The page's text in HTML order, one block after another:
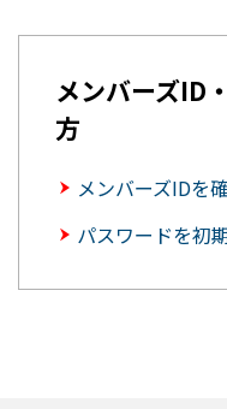
メンバーズID
方
メンバーズIDを
パスワードを初